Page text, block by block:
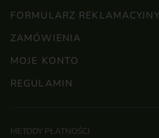
FORMULARZ REKLAMACYJNY
ZAMÓWIENIA
MOJE KONTO
REGULAMIN
METODY PŁATNOŚCI